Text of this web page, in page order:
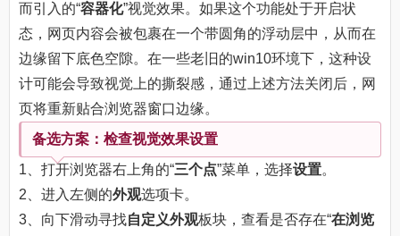
而引入的“容器化”视觉效果。如果这个功能处于开启状
态，网页内容会被包裹在一个带圆角的浮动层中，从而在
边缘留下底色空隙。在一些老旧的win10环境下，这种设
计可能会导致视觉上的撕裂感，通过上述方法关闭后，网
页将重新贴合浏览器窗口边缘。
备选方案：检查视觉效果设置
1、打开浏览器右上角的“三个点”菜单，选择设置。
2、进入左侧的外观选项卡。
3、向下滑动寻找自定义外观板块，查看是否存在“在浏览